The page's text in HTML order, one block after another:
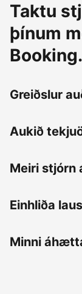
Taktu
þínum
Greiðslur
Aukið
Meiri stjórn
Einhliða
Minni